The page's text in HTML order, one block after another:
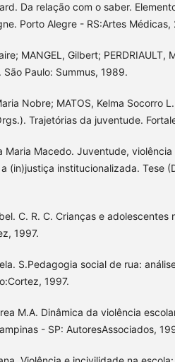
Da relação com o saber.
Porto Alegre - RS:Artes Médicas,
MANGEL, Gilbert; PERDRIAULT,
São Paulo: Summus, 1989.
Nobre; MATOS, Kelma Socorro
Trajetórias da juventude.
Maria Macedo. Juventude,
(in)justiça institucionalizada. Tese
C. R. C. Crianças e adolescentes
1997.
S.Pedagogia social de rua:
1997.
M.A. Dinâmica da violência
- SP: AutoresAssociados,